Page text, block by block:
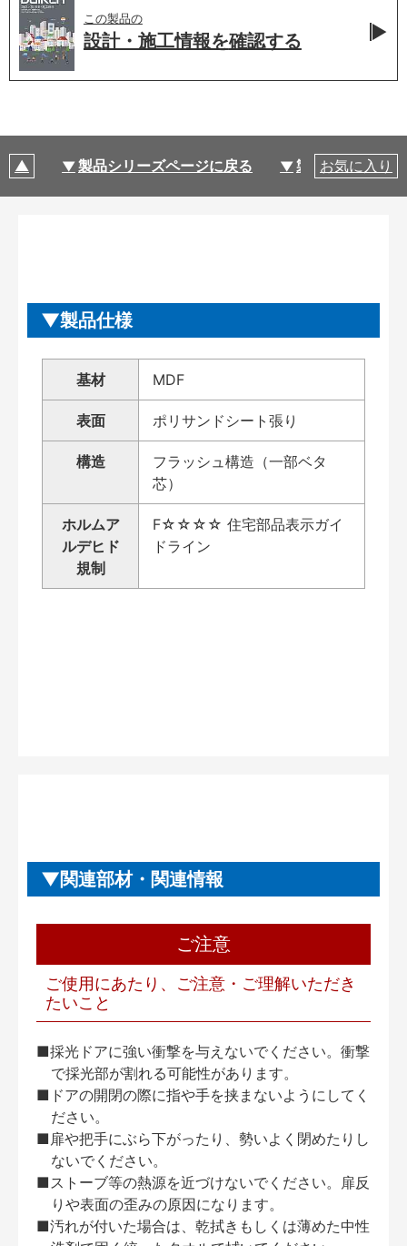
この製品の
設計・施工情報を確認する
製品シリーズページに戻る 製品仕様
お気に入り
製品仕様
基材 MDF
表面 ポリサンドシート張り
構造
フラッシュ構造（一部ベタ
芯）
ホルムア
ルデヒド
規制
F☆☆☆☆ 住宅部品表示ガイ
ドライン
関連部材・関連情報
ご注意
ご使用にあたり、ご注意・ご理解いただき
たいこと
■採光ドアに強い衝撃を与えないでください。衝撃
で採光部が割れる可能性があります。
■ドアの開閉の際に指や手を挟まないようにしてく
ださい。
■扉や把手にぶら下がったり、勢いよく閉めたりし
ないでください。
■ストーブ等の熱源を近づけないでください。扉反
りや表面の歪みの原因になります。
■汚れが付いた場合は、乾拭きもしくは薄めた中性